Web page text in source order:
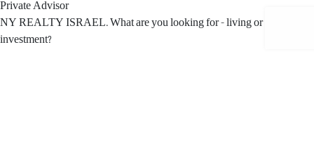
Private Advisor
NY REALTY ISRAEL. What are you looking for - living or
investment?